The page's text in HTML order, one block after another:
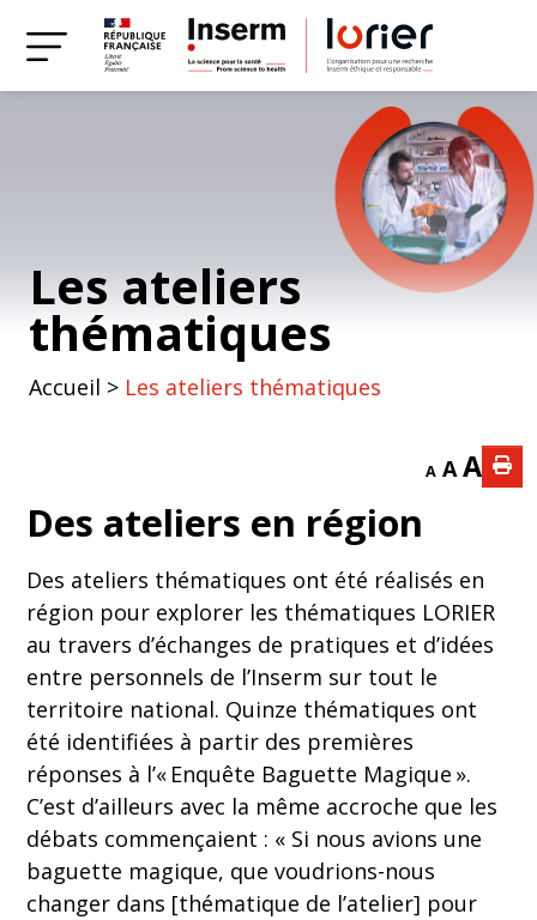
Les ateliers
thématiques
Accueil > Les ateliers thématiques
A A A
Des ateliers en région
Des ateliers thématiques ont été réalisés en
région pour explorer les thématiques LORIER
au travers d’échanges de pratiques et d’idées
entre personnels de l’Inserm sur tout le
territoire national. Quinze thématiques ont
été identifiées à partir des premières
réponses à l’« Enquête Baguette Magique ».
C’est d’ailleurs avec la même accroche que les
débats commençaient : « Si nous avions une
baguette magique, que voudrions-nous
changer dans [thématique de l’atelier] pour